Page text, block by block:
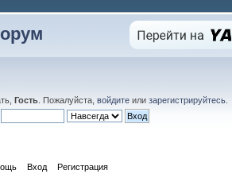
Гость . Пожалуйста, войдите или зарегистрируйтесь
Вход Регистрация